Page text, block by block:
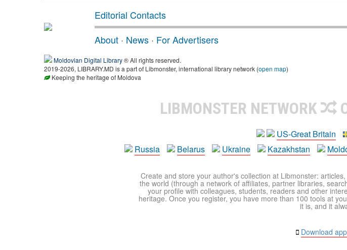
Editorial Contacts
About · News · For Advertisers
Moldovian Digital Library® All rights reserved.
2019-2026, LIBRARY.MD is a part of Libmonster, international library network (open map)
Keeping the heritage of Moldova
LIBMONSTER NETWORK
US-Great Britain
Russia
Belarus Ukraine Kazakhstan
Create and store your author's collection at Libmonster:
the world (through a network of affiliates, partner libraries,
your profile with colleagues, students, readers and other
heritage. Once you register, you have more than 100 tools at
it is, and it
Download